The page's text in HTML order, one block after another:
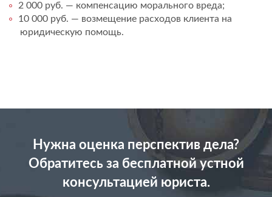
2 000 руб. — компенсацию морального вреда;
10 000 руб. — возмещение расходов клиента на
юридическую помощь.
Нужна оценка перспектив дела?
Обратитесь за бесплатной устной
консультацией юриста.